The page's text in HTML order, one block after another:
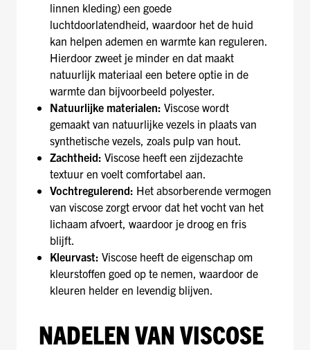
linnen kleding) een goede
luchtdoorlatendheid, waardoor het de huid
kan helpen ademen en warmte kan reguleren.
Hierdoor zweet je minder en dat maakt
natuurlijk materiaal een betere optie in de
warmte dan bijvoorbeeld polyester.
Natuurlijke materialen: Viscose wordt
gemaakt van natuurlijke vezels in plaats van
synthetische vezels, zoals pulp van hout.
Zachtheid: Viscose heeft een zijdezachte
textuur en voelt comfortabel aan.
Vochtregulerend: Het absorberende vermogen
van viscose zorgt ervoor dat het vocht van het
lichaam afvoert, waardoor je droog en fris
blijft.
Kleurvast: Viscose heeft de eigenschap om
kleurstoffen goed op te nemen, waardoor de
kleuren helder en levendig blijven.
NADELEN VAN VISCOSE